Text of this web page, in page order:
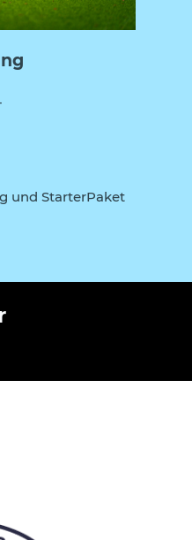
und StarterPaket